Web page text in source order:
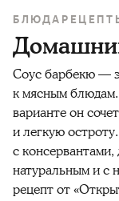
БЛЮДА
Соус барбекю —
к мясным
варианте он
и легкую
с
натуральным и с
рецепт от